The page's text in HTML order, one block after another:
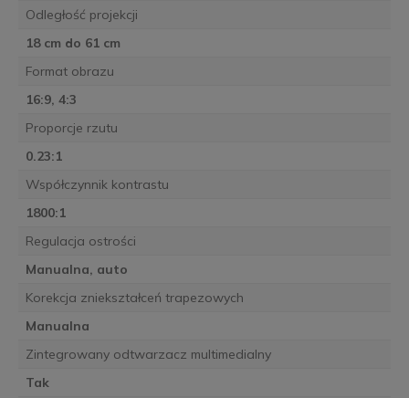
Odległość projekcji
18 cm do 61 cm
Format obrazu
16:9, 4:3
Proporcje rzutu
0.23:1
Współczynnik kontrastu
1800:1
Regulacja ostrości
Manualna, auto
Korekcja zniekształceń trapezowych
Manualna
Zintegrowany odtwarzacz multimedialny
Tak